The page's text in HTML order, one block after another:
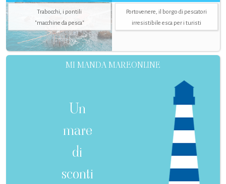
Trabocchi, i pontili
"macchine da pesca"
Portovenere, il borgo di pescatori
irresistibile esca per i turisti
MI MANDA MAREONLINE
Un
mare
di
sconti